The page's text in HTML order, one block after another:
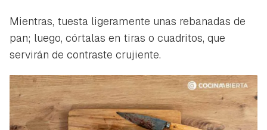
Mientras, tuesta ligeramente unas rebanadas de
pan; luego, córtalas en tiras o cuadritos, que
servirán de contraste crujiente.